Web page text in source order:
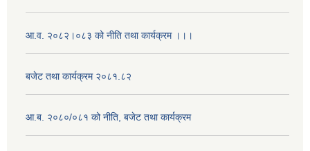
आ.व. २०८२।०८३ को नीति तथा कार्यक्रम ।।।
बजेट तथा कार्यक्रम २०८१.८२
आ.ब. २०८०/०८१ को नीति, बजेट तथा कार्यक्रम